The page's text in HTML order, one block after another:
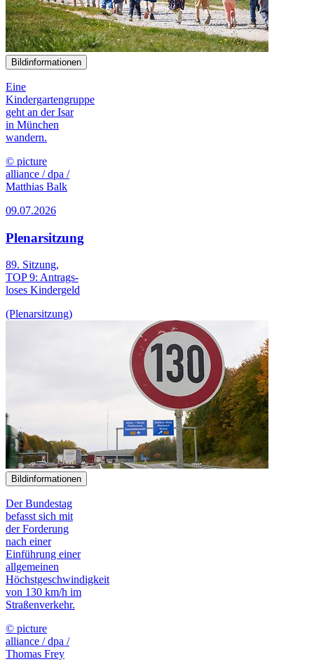
Bildinformationen
Eine
Kindergartengruppe
geht an der Isar
in München
wandern.
© picture
alliance / dpa /
Matthias Balk
09.07.2026
Plenarsitzung
89. Sitzung,
TOP 9: Antrags­
loses Kinder­geld
(Plenarsitzung)
Bildinformationen
Der Bundestag
befasst sich mit
der Forderung
nach einer
Einführung einer
allgemeinen
Höchstgeschwindigkeit
von 130 km/h im
Straßenverkehr.
© picture
alliance / dpa /
Thomas Frey